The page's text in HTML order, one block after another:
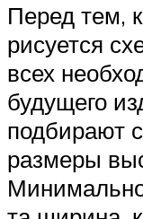
Перед тем,
рисуется
всех
будущего
подбирают
размеры